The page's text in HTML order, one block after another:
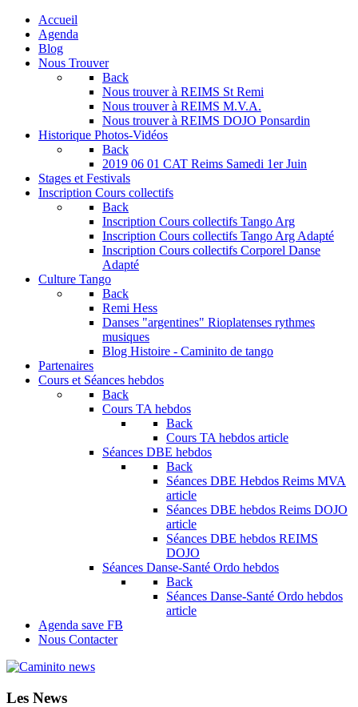
Accueil
Agenda
Blog
Nous Trouver
Back
Nous trouver à REIMS St Remi
Nous trouver à REIMS M.V.A.
Nous trouver à REIMS DOJO Ponsardin
Historique Photos-Vidéos
Back
2019 06 01 CAT Reims Samedi 1er Juin
Stages et Festivals
Inscription Cours collectifs
Back
Inscription Cours collectifs Tango Arg
Inscription Cours collectifs Tango Arg Adapté
Inscription Cours collectifs Corporel Danse
Adapté
Culture Tango
Back
Remi Hess
Danses "argentines" Rioplatenses rythmes
musiques
Blog Histoire - Caminito de tango
Partenaires
Cours et Séances hebdos
Back
Cours TA hebdos
Back
Cours TA hebdos article
Séances DBE hebdos
Back
Séances DBE Hebdos Reims MVA
article
Séances DBE hebdos Reims DOJO
article
Séances DBE hebdos REIMS
DOJO
Séances Danse-Santé Ordo hebdos
Back
Séances Danse-Santé Ordo hebdos
article
Agenda save FB
Nous Contacter
Les News